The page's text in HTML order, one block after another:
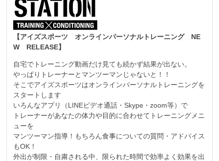
【アイズスポーツ オンラインパーソナルトレーニング NE
W RELEASE】
自宅でトレーニング動画だけ見ても続かず結果が出ない。
やっぱりトレーナーとマンツーマンじゃないと！！
そこでアイズスポーツはオンラインパーソナルトレーニングを
スタートします
いろんなアプリ（LINEビデオ通話・Skype・zoom等）で
トレーナーがあなたの体力や目的に合わせてトレーニングメニ
ューを
マンツーマン指導！もちろん食事についての質問・アドバイス
もOK！
外出が制限・自粛される中、限られた時間で効率よく効果を出